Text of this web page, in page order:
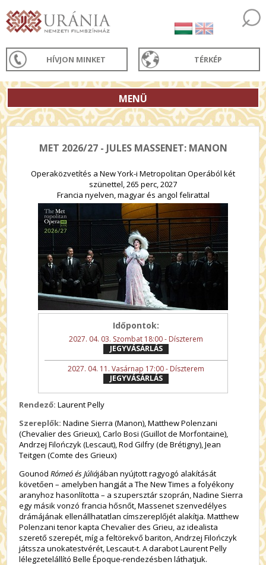
HÍVJON MINKET TÉRKÉP
MENÜ
MET 2026/27 - JULES MASSENET: MANON
Operaközvetítés a New York-i Metropolitan Operából két
szünettel, 265 perc, 2027
Francia nyelven, magyar és angol felirattal
Időpontok:
2027. 04. 03. Szombat 18:00 - Díszterem
JEGYVÁSÁRLÁS
2027. 04. 11. Vasárnap 17:00 - Díszterem
JEGYVÁSÁRLÁS
Rendező: Laurent Pelly
Szereplők: Nadine Sierra (Manon), Matthew Polenzani
(Chevalier des Grieux), Carlo Bosi (Guillot de Morfontaine),
Andrzej Filończyk (Lescaut), Rod Gilfry (de Brétigny), Jean
Teitgen (Comte des Grieux)
GounodRómeó és Júliájában nyújtott ragyogó alakítását
követően – amelyben hangját a The New Times a folyékony
aranyhoz hasonlította – a szupersztár szoprán, Nadine Sierra
egy másik vonzó francia hősnőt, Massenet szenvedélyes
drámájának ellenállhatatlan címszereplőjét alakítja. Matthew
Polenzani tenor kapta Chevalier des Grieu, az idealista
szerető szerepét, míg a feltörekvő bariton, Andrzej Filończyk
játssza unokatestvérét, Lescaut-t. A darabot Laurent Pelly
lélegzetelállító Belle Époque-rendezésben láthatjuk.